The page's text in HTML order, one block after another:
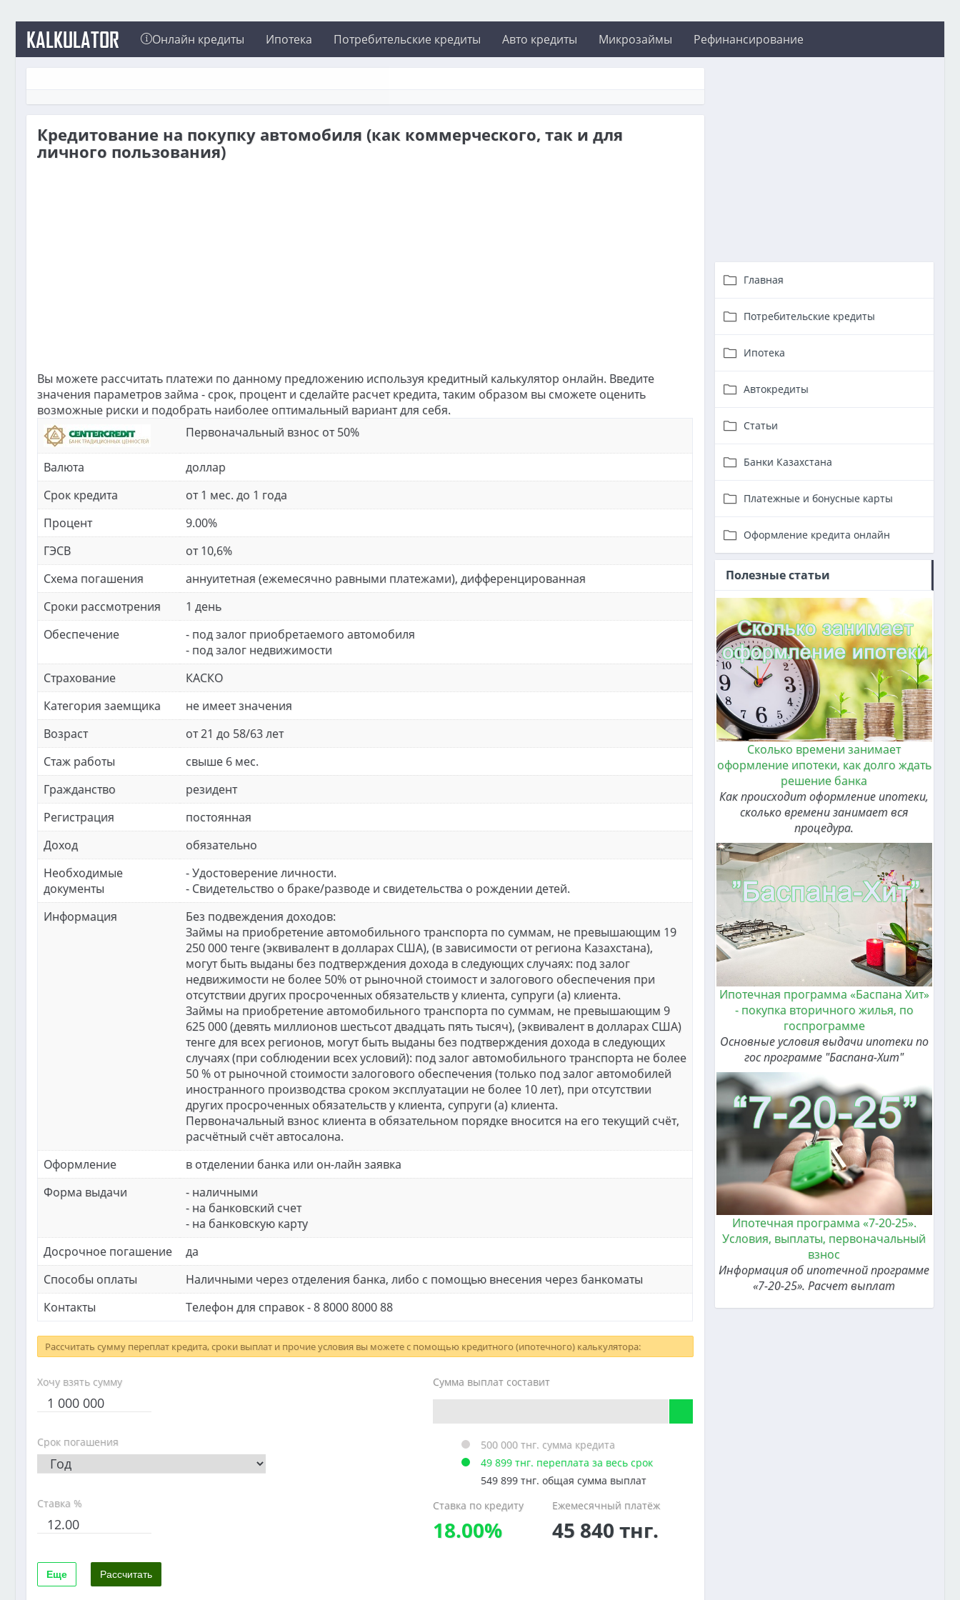
KALKULATOR Онлайн кредиты Ипотека Потребительские кредиты Авто кредиты Микрозаймы Рефинансирование
Кредитование на покупку автомобиля (как коммерческого, так и для
личного пользования)
Вы можете рассчитать платежи по данному предложению используя кредитный калькулятор онлайн. Введите
значения параметров займа - срок, процент и сделайте расчет кредита, таким образом вы сможете оценить
возможные риски и подобрать наиболее оптимальный вариант для себя.
Первоначальный взнос от 50%
Валюта
доллар
Срок кредита
от 1 мес. до 1 года
Процент
9.00%
ГЭСВ
от 10,6%
Схема погашения
аннуитетная (ежемесячно равными платежами), дифференцированная
Сроки рассмотрения
1 день
Обеспечение
- под залог приобретаемого автомобиля
- под залог недвижимости
Страхование
КАСКО
Категория заемщика
не имеет значения
Возраст
от 21 до 58/63 лет
Стаж работы
свыше 6 мес.
Гражданство
резидент
Регистрация
постоянная
Доход
обязательно
Необходимые
документы
- Удостоверение личности.
- Свидетельство о браке/разводе и свидетельства о рождении детей.
Информация
Без подвеждения доходов:
Займы на приобретение автомобильного транспорта по суммам, не превышающим 19
250 000 тенге (эквивалент в долларах США), (в зависимости от региона Казахстана),
могут быть выданы без подтверждения дохода в следующих случаях: под залог
недвижимости не более 50% от рыночной стоимост и залогового обеспечения при
отсутствии других просроченных обязательств у клиента, супруги (а) клиента.
Займы на приобретение автомобильного транспорта по суммам, не превышающим 9
625 000 (девять миллионов шестьсот двадцать пять тысяч), (эквивалент в долларах США)
тенге для всех регионов, могут быть выданы без подтверждения дохода в следующих
случаях (при соблюдении всех условий): под залог автомобильного транспорта не более
50 % от рыночной стоимости залогового обеспечения (только под залог автомобилей
иностранного производства сроком эксплуатации не более 10 лет), при отсутствии
других просроченных обязательств у клиента, супруги (а) клиента.
Первоначальный взнос клиента в обязательном порядке вносится на его текущий счёт,
расчётный счёт автосалона.
Оформление
в отделении банка или он-лайн заявка
Форма выдачи
- наличными
- на банковский счет
- на банковскую карту
Досрочное погашение
да
Способы оплаты
Наличными через отделения банка, либо с помощью внесения через банкоматы
Контакты
Телефон для справок - 8 8000 8000 88
Рассчитать сумму переплат кредита, сроки выплат и прочие условия вы можете с помощью кредитного (ипотечного) калькулятора:
Хочу взять сумму
Срок погашения
Ставка %
Сумма выплат составит
500 000 тнг. сумма кредита
49 899 тнг. переплата за весь срок
549 899 тнг. общая сумма выплат
Ставка по кредиту
18.00%
Ежемесячный платёж
45 840 тнг.
Главная
Потребительские кредиты
Ипотека
Автокредиты
Статьи
Банки Казахстана
Платежные и бонусные карты
Оформление кредита онлайн
Полезные статьи
Сколько времени занимает
оформление ипотеки, как долго ждать
решение банка
Как происходит оформление ипотеки,
сколько времени занимает вся
процедура.
Ипотечная программа «Баспана Хит»
- покупка вторичного жилья, по
госпрограмме
Основные условия выдачи ипотеки по
гос программе "Баспана-Хит"
Ипотечная программа «7-20-25».
Условия, выплаты, первоначальный
взнос
Информация об ипотечной программе
«7-20-25». Расчет выплат